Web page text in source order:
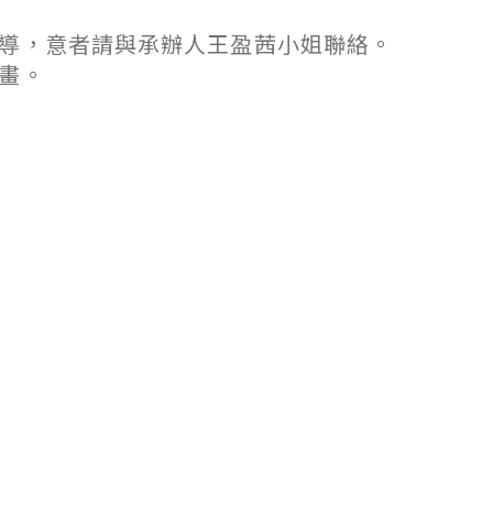
，意者請與承辦人王盈茜小姐聯絡。
。